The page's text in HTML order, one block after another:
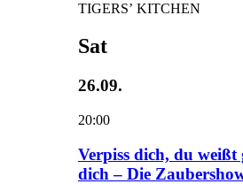
TIGERS’ KITCHEN
Sat
26.09.
20:00
Verpiss dich, du weißt
dich – Die